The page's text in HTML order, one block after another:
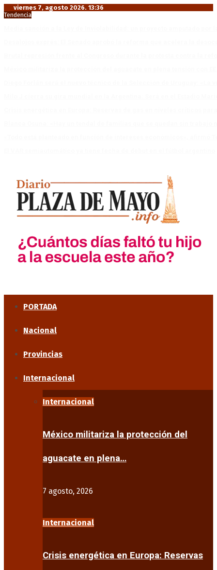
viernes 7, agosto 2026. 13:36
Tendencia
PORTADA
Nacional
Provincias
Internacional
Internacional
México militariza la protección del
aguacate en plena…
7 agosto, 2026
Internacional
Crisis energética en Europa: Reservas